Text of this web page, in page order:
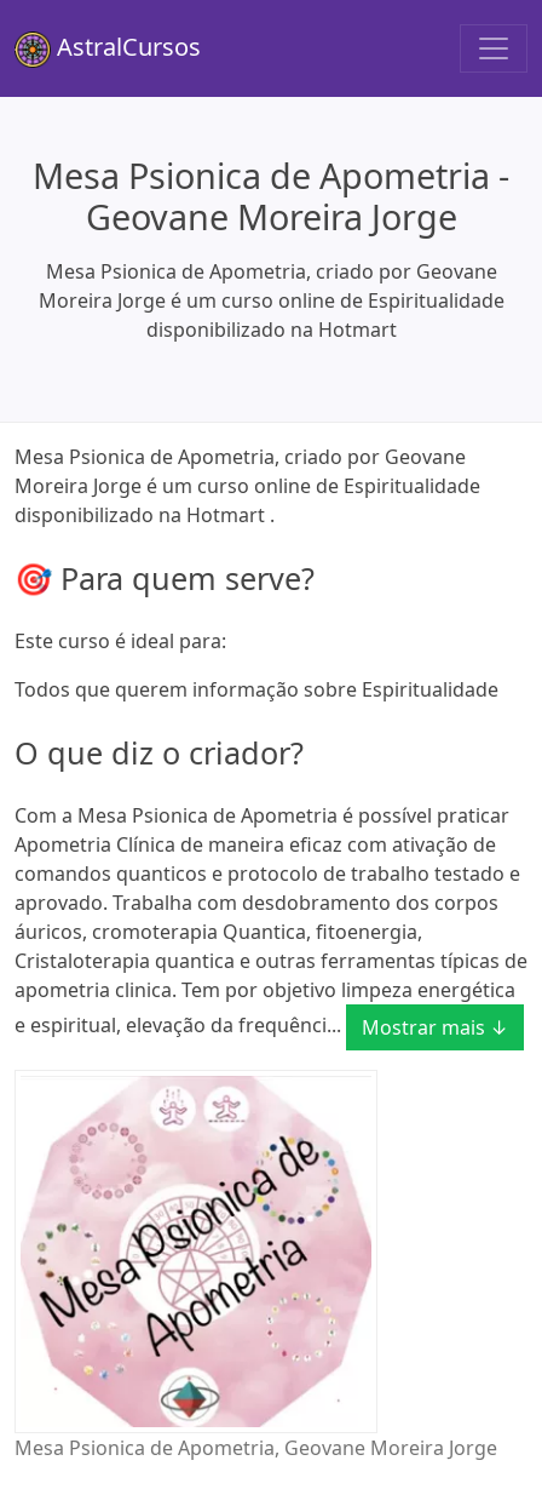
AstralCursos
Mesa Psionica de Apometria -
Geovane Moreira Jorge
Mesa Psionica de Apometria, criado por Geovane
Moreira Jorge é um curso online de Espiritualidade
disponibilizado na Hotmart
Mesa Psionica de Apometria, criado por Geovane
Moreira Jorge é um curso online de Espiritualidade
disponibilizado na Hotmart .
🎯 Para quem serve?
Este curso é ideal para:
Todos que querem informação sobre Espiritualidade
O que diz o criador?
Com a Mesa Psionica de Apometria é possível praticar
Apometria Clínica de maneira eficaz com ativação de
comandos quanticos e protocolo de trabalho testado e
aprovado. Trabalha com desdobramento dos corpos
áuricos, cromoterapia Quantica, fitoenergia,
Cristaloterapia quantica e outras ferramentas típicas de
apometria clinica. Tem por objetivo limpeza energética
e espiritual, elevação da frequênci...
Mostrar mais ↓
Mesa Psionica de Apometria, Geovane Moreira Jorge